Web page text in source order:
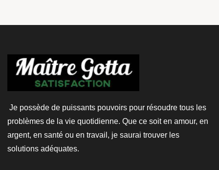
Je possède de puissants pouvoirs pour résoudre tous les
problèmes de la vie quotidienne. Que ce soit en amour, en
argent, en santé ou en travail, je saurai trouver les
solutions adéquates.